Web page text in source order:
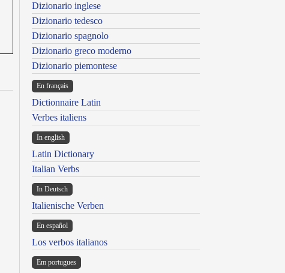
Dizionario inglese
Dizionario tedesco
Dizionario spagnolo
Dizionario greco moderno
Dizionario piemontese
En français
Dictionnaire Latin
Verbes italiens
In english
Latin Dictionary
Italian Verbs
In Deutsch
Italienische Verben
En español
Los verbos italianos
Em portugues